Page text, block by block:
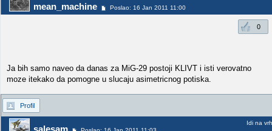
mean_machine Poslao: 16 Jan 2011 11:00
0
Ja bih samo naveo da danas za MiG-29 postoji KLIVT i isti verovatno
moze itekako da pomogne u slucaju asimetricnog potiska.
Profil
salesam
Idi na vrh